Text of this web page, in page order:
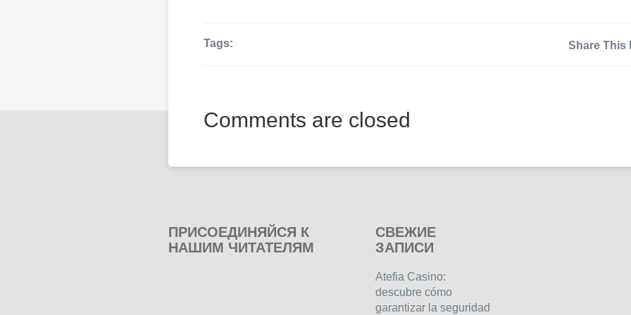
Tags: Share This
Comments are closed
ПРИСОЕДИНЯЙСЯ К
НАШИМ ЧИТАТЕЛЯМ
СВЕЖИЕ
ЗАПИСИ
Atefia Casino:
descubre cómo
garantizar la seguridad